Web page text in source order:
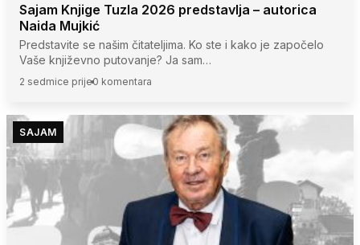
Sajam Knjige Tuzla 2026 predstavlja – autorica
Naida Mujkić
Predstavite se našim čitateljima. Ko ste i kako je započelo
Vaše književno putovanje? Ja sam…
2 sedmice prije0 komentara
SAJAM